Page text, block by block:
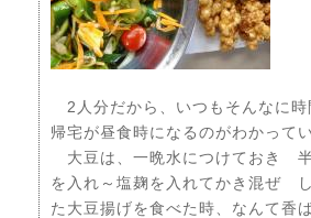
2人分だから、いつもそんなに
帰宅が昼食時になるのがわかって
大豆は、一晩水につけておき 半
を入れ～塩麹を入れてかき混ぜ
た大豆揚げを食べた時、なんて香